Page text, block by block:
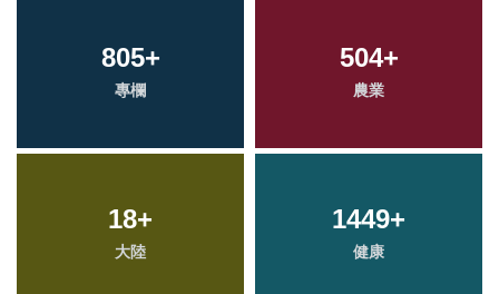
805+
專欄
504+
農業
18+
大陸
1449+
健康